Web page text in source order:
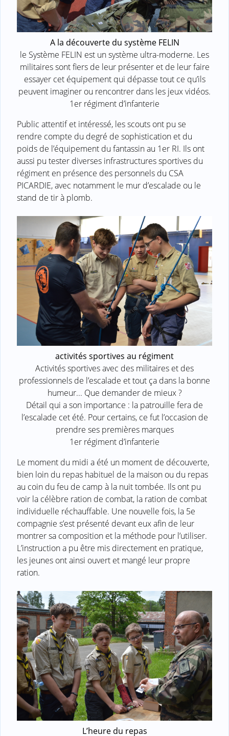
A la découverte du système FELIN
le Système FELIN est un système ultra-moderne. Les
militaires sont fiers de leur présenter et de leur faire
essayer cet équipement qui dépasse tout ce qu’ils
peuvent imaginer ou rencontrer dans les jeux vidéos.
1er régiment d’infanterie
Public attentif et intéressé, les scouts ont pu se
rendre compte du degré de sophistication et du
poids de l’équipement du fantassin au 1er RI. Ils ont
aussi pu tester diverses infrastructures sportives du
régiment en présence des personnels du CSA
PICARDIE, avec notamment le mur d’escalade ou le
stand de tir à plomb.
activités sportives au régiment
Activités sportives avec des militaires et des
professionnels de l’escalade et tout ça dans la bonne
humeur... Que demander de mieux ?
Détail qui a son importance : la patrouille fera de
l’escalade cet été. Pour certains, ce fut l’occasion de
prendre ses premières marques
1er régiment d’infanterie
Le moment du midi a été un moment de découverte,
bien loin du repas habituel de la maison ou du repas
au coin du feu de camp à la nuit tombée. Ils ont pu
voir la célèbre ration de combat, la ration de combat
individuelle réchauffable. Une nouvelle fois, la 5e
compagnie s’est présenté devant eux afin de leur
montrer sa composition et la méthode pour l’utiliser.
L’instruction a pu être mis directement en pratique,
les jeunes ont ainsi ouvert et mangé leur propre
ration.
L’heure du repas